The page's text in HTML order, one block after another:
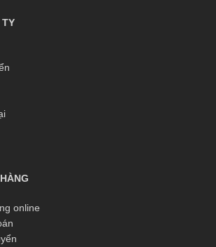
TY
online